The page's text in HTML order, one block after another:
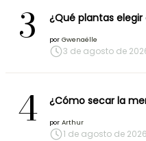
3 ¿Qué plantas
por Gwenaëlle
3 de agosto de
4 ¿Cómo secar la
por Arthur
1 de agosto de 2026